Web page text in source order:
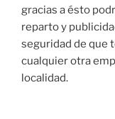
gracias a ésto
reparto y
seguridad de que
cualquier otra
localidad.